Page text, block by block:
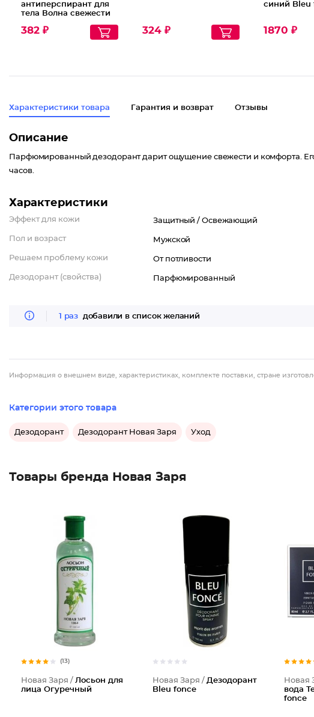
антиперспирант для
тела Волна свежести
382 ₽ 324 ₽
синий Bleu
1870 ₽
Характеристики товара Гарантия и возврат Отзывы
Описание
Парфюмированный дезодорант дарит ощущение свежести и комфорта.
часов.
Характеристики
Эффект для кожи Защитный / Освежающий
Пол и возраст Мужской
Решаем проблему кожи От потливости
Дезодорант (свойства) Парфюмированный
1 раз добавили в список желаний
Информация о внешнем виде, характеристиках, комплекте поставки, стране
Категории этого товара
Дезодорант Дезодорант Новая Заря Уход
Товары бренда Новая Заря
(13)
Новая Заря / Лосьон для
лица Огуречный
Новая Заря / Дезодорант
Bleu fonce
Новая
вода
fonce